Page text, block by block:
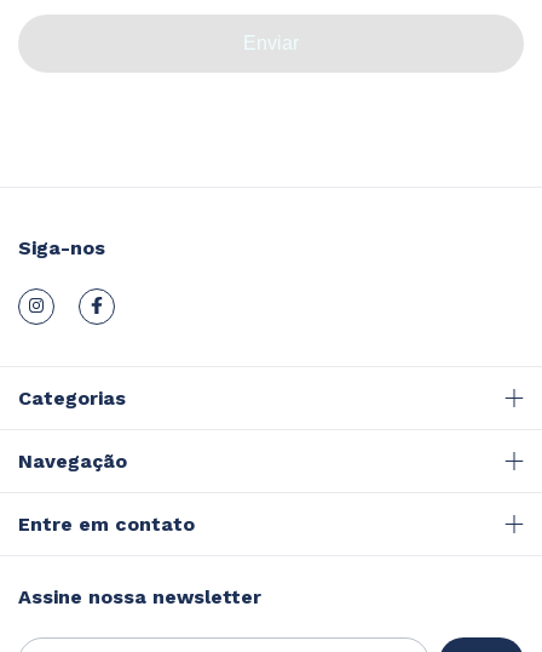
Enviar
Siga-nos
Categorias
Navegação
Entre em contato
Assine nossa newsletter